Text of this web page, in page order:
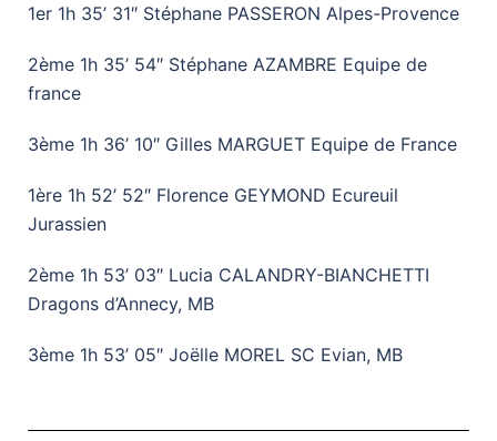
1er 1h 35’ 31″ Stéphane PASSERON Alpes-Provence
2ème 1h 35’ 54″ Stéphane AZAMBRE Equipe de
france
3ème 1h 36’ 10″ Gilles MARGUET Equipe de France
1ère 1h 52’ 52″ Florence GEYMOND Ecureuil
Jurassien
2ème 1h 53’ 03″ Lucia CALANDRY-BIANCHETTI
Dragons d’Annecy, MB
3ème 1h 53’ 05″ Joëlle MOREL SC Evian, MB